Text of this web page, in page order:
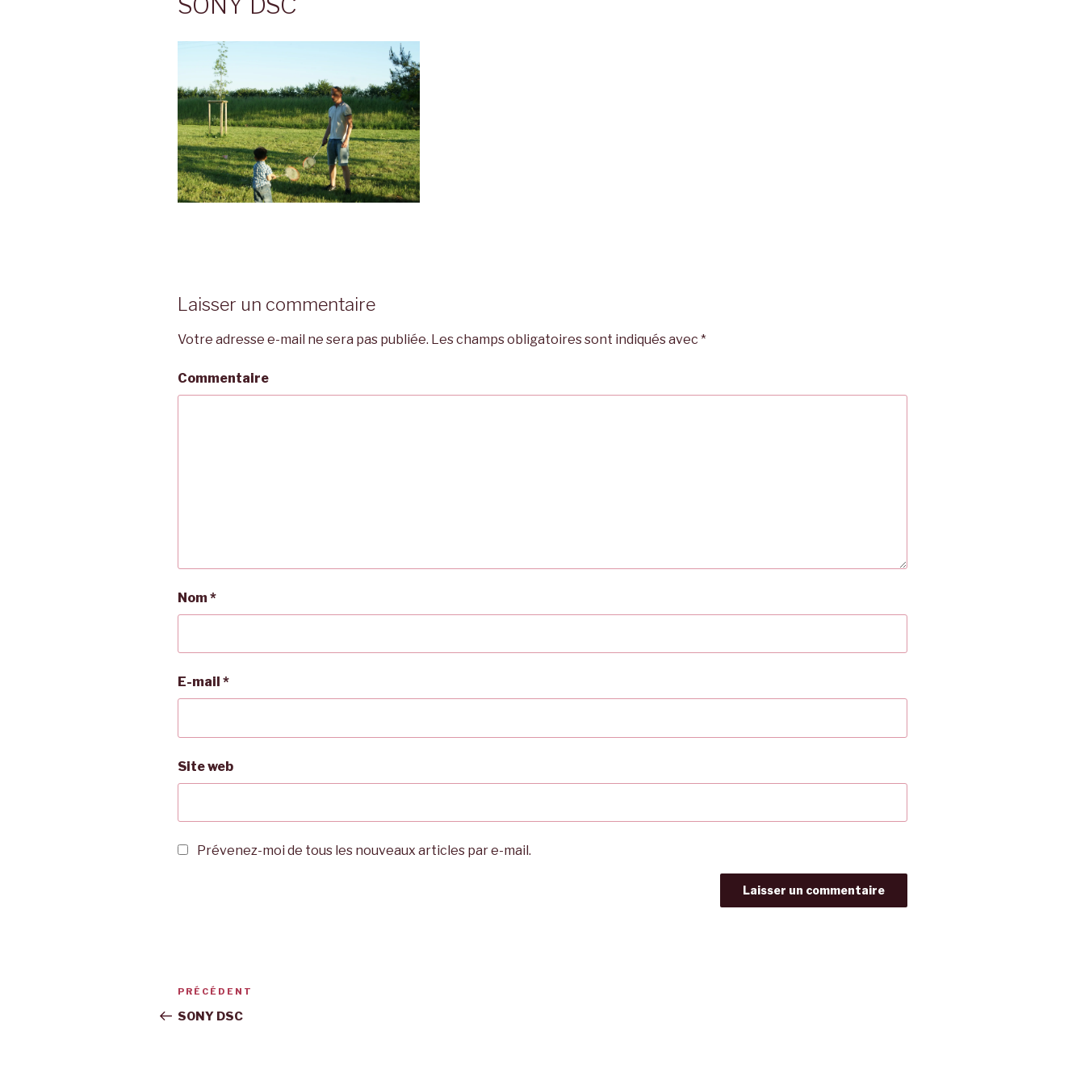
Laisser un commentaire
Votre adresse e-mail ne sera pas publiée. Les champs obligatoires sont indiqués avec *
Commentaire
Nom*
E-mail *
Site web
Prévenez-moi de tous les nouveaux articles par e-mail.
Navigation
de
Article
précédent
PRÉCÉDENT
SONY DSC